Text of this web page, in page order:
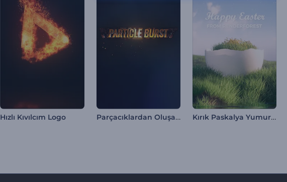
Hızlı Kıvılcım Logo Parçacıklardan Oluşan Logo Kırık Paskalya Yumurtası İntro